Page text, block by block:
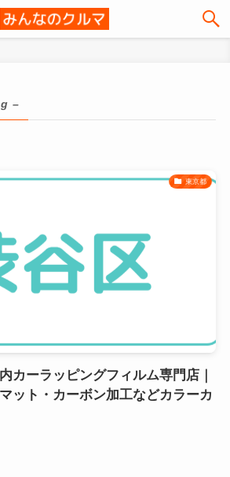
–
東京都
カーラッピングフィルム専門店｜
ット・カーボン加工などカラーカ